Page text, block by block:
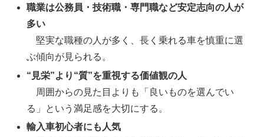
職業は公務員・技術職・専門職など安定志向の人が
多い
堅実な職種の人が多く、長く乗れる車を慎重に選
ぶ傾向が見られる。
“見栄”より“質”を重視する価値観の人
周囲からの見た目よりも「良いものを選んでい
る」という満足感を大切にする。
輸入車初心者にも人気